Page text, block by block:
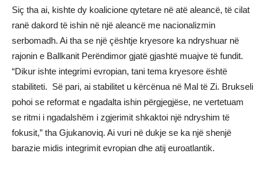
Siç tha ai, kishte dy koalicione qytetare në atë aleancë, të cilat
ranë dakord të ishin në një aleancë me nacionalizmin
serbomadh. Ai tha se një çështje kryesore ka ndryshuar në
rajonin e Ballkanit Perëndimor gjatë gjashtë muajve të fundit.
“Dikur ishte integrimi evropian, tani tema kryesore është
stabiliteti. Së pari, ai stabilitet u kërcënua në Mal të Zi. Brukseli
pohoi se reformat e ngadalta ishin përgjegjëse, ne vertetuam
se ritmi i ngadalshëm i zgjerimit shkaktoi një ndryshim të
fokusit,” tha Gjukanoviq. Ai vuri në dukje se ka një shenjë
barazie midis integrimit evropian dhe atij euroatlantik.